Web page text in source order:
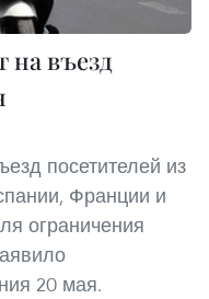
на въезд
посетителей из
Франции и
ограничения
20 мая.